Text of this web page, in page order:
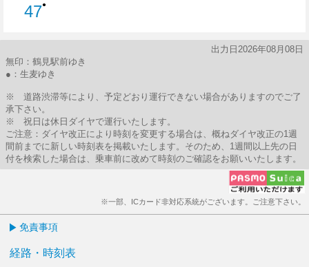
47●
出力日2026年08月08日
無印：鶴見駅前ゆき
●：生麦ゆき
※ 道路渋滞等により、予定どおり運行できない場合がありますのでご了
承下さい。
※ 祝日は休日ダイヤで運行いたします。
ご注意：ダイヤ改正により時刻を変更する場合は、概ねダイヤ改正の1週
間前までに新しい時刻表を掲載いたします。そのため、1週間以上先の日
付を検索した場合は、乗車前に改めて時刻のご確認をお願いいたします。
※一部、ICカード非対応系統がございます。ご注意下さい。
免責事項
経路・時刻表